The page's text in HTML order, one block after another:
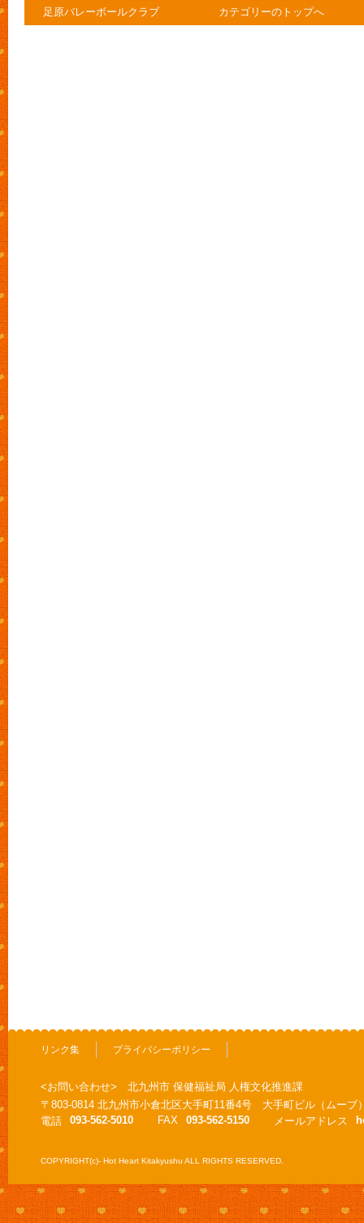
足原バレーボールクラブ カテゴリーのトップへ
リンク集 プライバシーポリシー
<お問い合わせ> 北九州市 保健福祉局 人権文化推進課
〒803-0814 北九州市小倉北区大手町11番4号 大手町ビル（ムーブ
電話
093-562-5010 FAX 093-562-5150 メールアドレス
COPYRIGHT(c)- Hot Heart Kitakyushu ALL RIGHTS RESERVED.